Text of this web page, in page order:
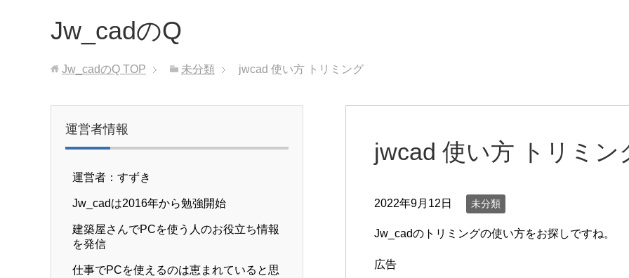
Jw_cadのQ
Jw_cadのQ TOP 未分類 jwcad 使い方 トリミング
jwcad 使い方 トリミン
2022年9月12日 未分類
Jw_cadのトリミングの使い方をお探しですね。
広告
運営者情報
運営者：すずき
Jw_cadは2016年から勉強開始
建築屋さんでPCを使う人のお役立ち情報
を発信
仕事でPCを使えるのは恵まれていると思